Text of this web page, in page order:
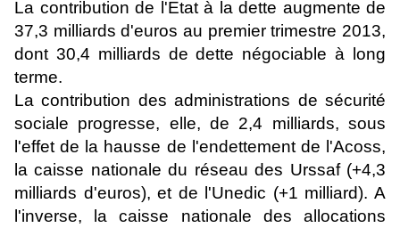
La contribution de l'Etat à la dette augmente de
37,3 milliards d'euros au premier trimestre 2013,
dont 30,4 milliards de dette négociable à long
terme.
La contribution des administrations de sécurité
sociale progresse, elle, de 2,4 milliards, sous
l'effet de la hausse de l'endettement de l'Acoss,
la caisse nationale du réseau des Urssaf (+4,3
milliards d'euros), et de l'Unedic (+1 milliard). A
l'inverse, la caisse nationale des allocations